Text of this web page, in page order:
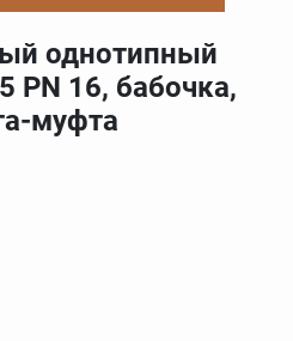
однотипный
PN 16, бабочка,
муфта